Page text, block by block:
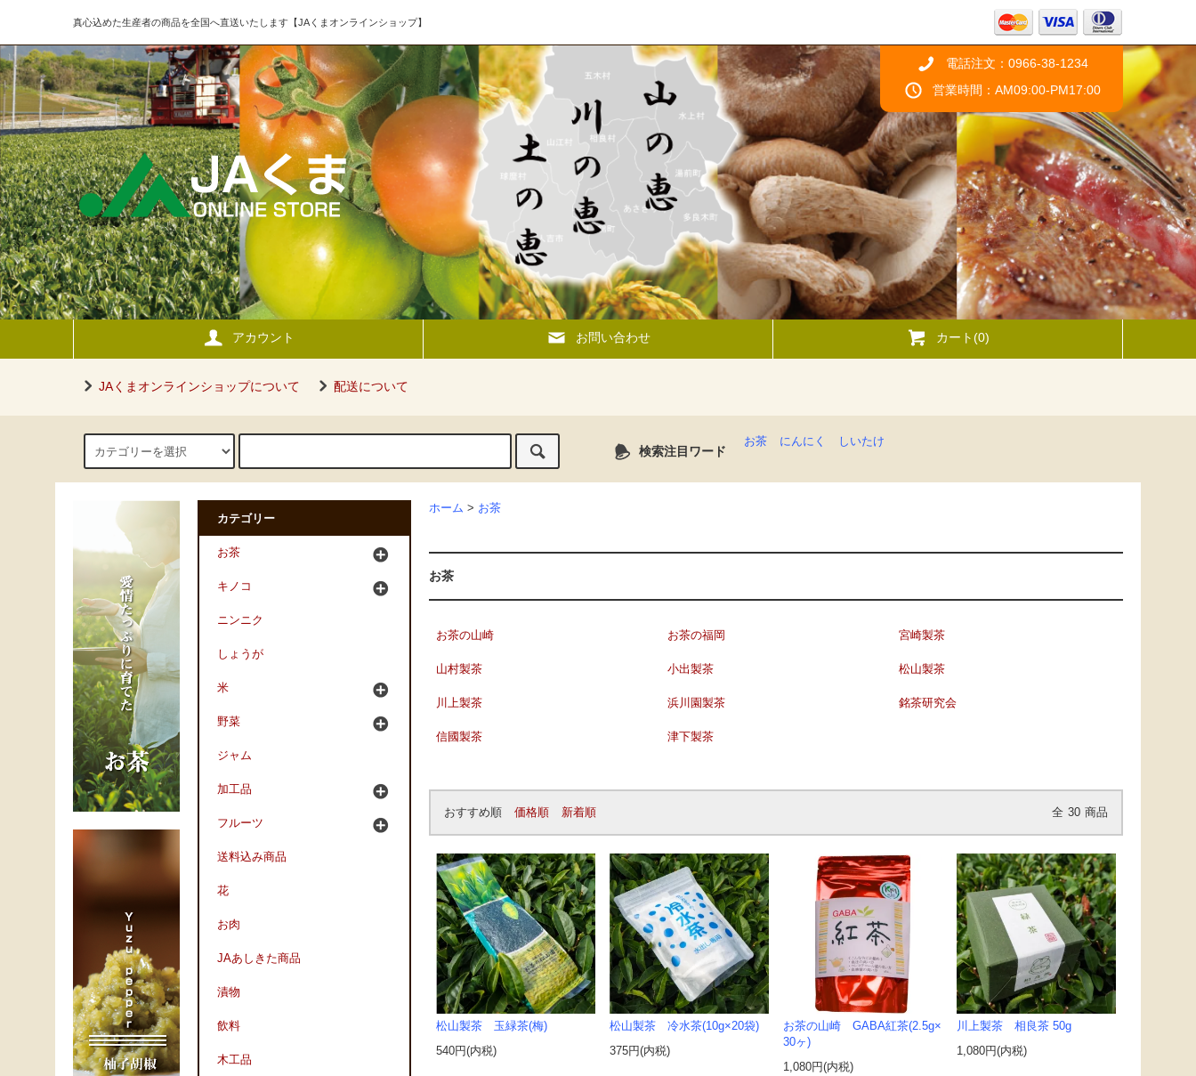
真心込めた生産者の商品を全国へ直送いたします【JAくまオンラインショップ】
電話注文：0966-38-1234
営業時間：AM09:00-PM17:00
アカウント お問い合わせ カート(0)
JAくまオンラインショップについて 配送について
検索注目ワード
お茶 にんにく しいたけ
ホーム > お茶
お茶
お茶の山崎 お茶の福岡 宮崎製茶
山村製茶 小出製茶 松山製茶
川上製茶 浜川園製茶 銘茶研究会
信國製茶 津下製茶
おすすめ順 価格順 新着順 全 30 商品
松山製茶 玉緑茶(梅)
540円(内税)
松山製茶 冷水茶(10g×20袋)
375円(内税)
お茶の山崎 GABA紅茶(2.5g×
30ヶ)
1,080円(内税)
川上製茶 相良茶 50g
1,080円(内税)
カテゴリー
お茶
キノコ
ニンニク
しょうが
米
野菜
ジャム
加工品
フルーツ
送料込み商品
花
お肉
JAあしきた商品
漬物
飲料
木工品